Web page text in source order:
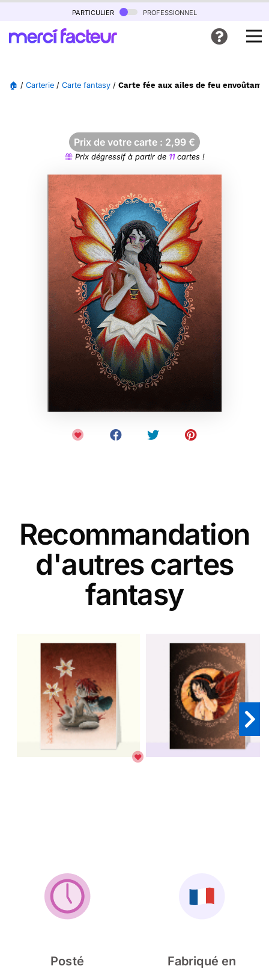
particulier professionnel
🏠 / Carterie / Carte fantasy / Carte fée aux ailes de feu envoûtante
Prix de votre carte : 2,99 €
Prix dégressif à partir de 11cartes !
Recommandation
d'autres cartes
fantasy
Posté
Fabriqué en